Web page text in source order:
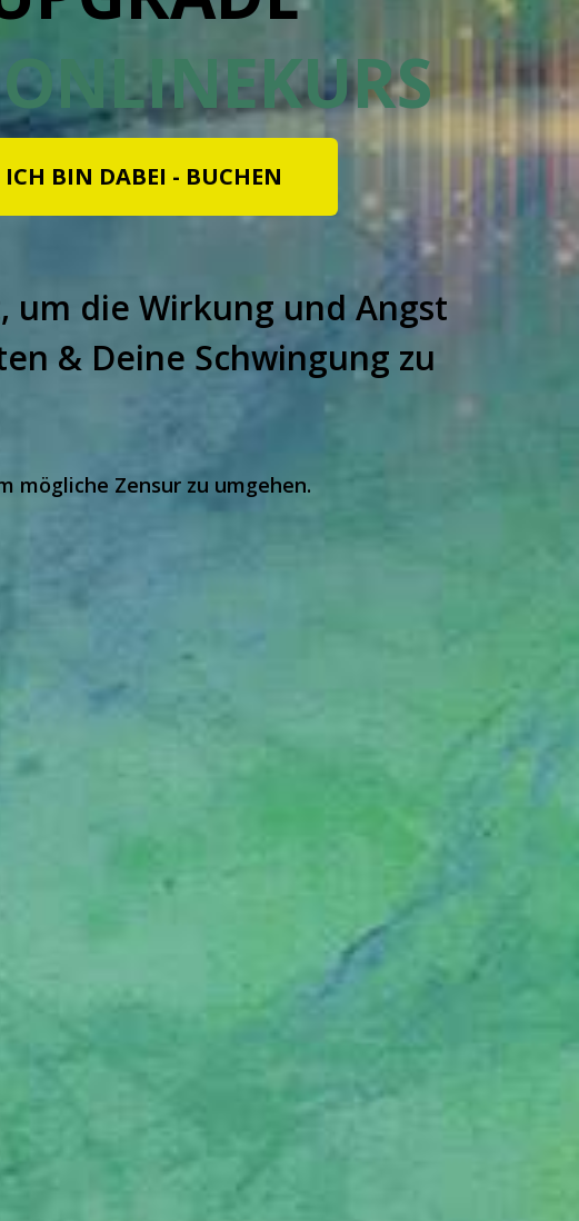
ONLINEKURS
ICH BIN DABEI - BUCHEN
um die Wirkung und Angst
& Deine Schwingung zu
mögliche Zensur zu umgehen.